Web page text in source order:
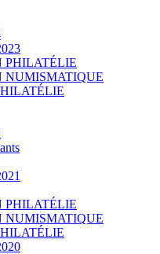
PHILATÉLIE
NUMISMATIQUE
PHILATÉLIE
NUMISMATIQUE